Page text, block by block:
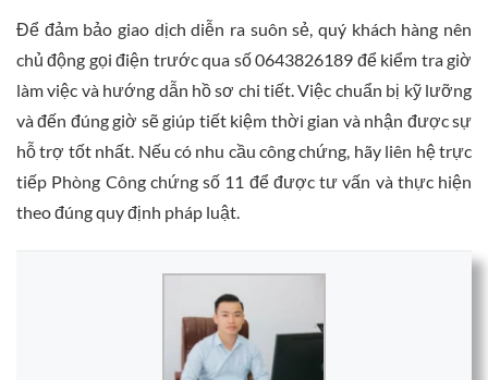
Để đảm bảo giao dịch diễn ra suôn sẻ, quý khách hàng nên
chủ động gọi điện trước qua số 0643826189 để kiểm tra giờ
làm việc và hướng dẫn hồ sơ chi tiết. Việc chuẩn bị kỹ lưỡng
và đến đúng giờ sẽ giúp tiết kiệm thời gian và nhận được sự
hỗ trợ tốt nhất. Nếu có nhu cầu công chứng, hãy liên hệ trực
tiếp Phòng Công chứng số 11 để được tư vấn và thực hiện
theo đúng quy định pháp luật.